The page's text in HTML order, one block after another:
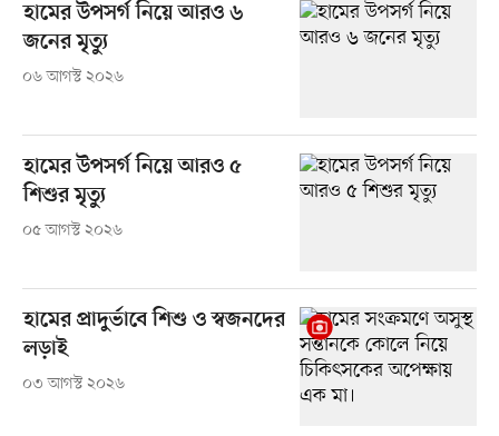
হামের উপসর্গ নিয়ে আরও ৬
জনের মৃত্যু
০৬ আগস্ট ২০২৬
হামের উপসর্গ নিয়ে আরও ৫
শিশুর মৃত্যু
০৫ আগস্ট ২০২৬
হামের প্রাদুর্ভাবে শিশু ও স্বজনদের
লড়াই
০৩ আগস্ট ২০২৬